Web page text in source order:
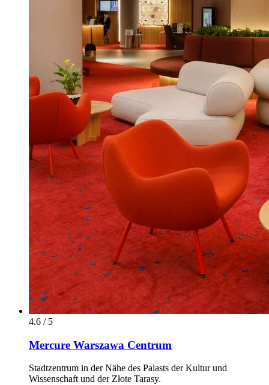
4.6 / 5
Mercure Warszawa Centrum
Stadtzentrum in der Nähe des Palasts der Kultur und
Wissenschaft und der Złote Tarasy.